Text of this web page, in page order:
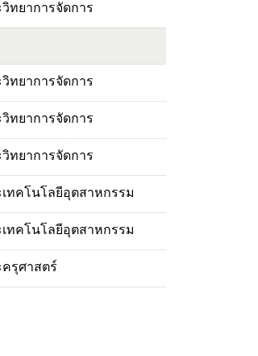
ทยาการจัดการ
ทยาการจัดการ
ทยาการจัดการ
ทยาการจัดการ
ทคโนโลยีอุตสาหกรรม
ทคโนโลยีอุตสาหกรรม
รุศาสตร์